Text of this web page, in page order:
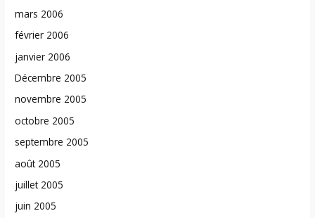
mars 2006
février 2006
janvier 2006
Décembre 2005
novembre 2005
octobre 2005
septembre 2005
août 2005
juillet 2005
juin 2005